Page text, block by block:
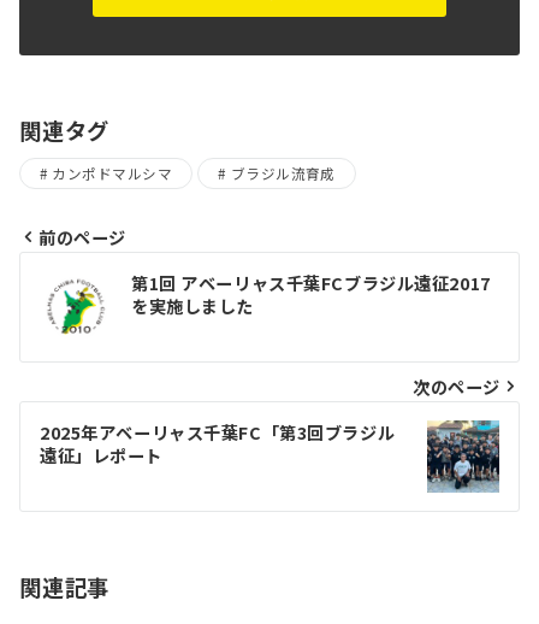
関連タグ
カンポドマルシマ ブラジル流育成
ナ
ビ
ゲ
ー
シ
ン
前のページ
第1回 アベーリャス千葉FCブラジル遠征2017
を実施しました
次のページ
2025年アベーリャス千葉FC「第3回ブラジル
遠征」レポート
関連記事